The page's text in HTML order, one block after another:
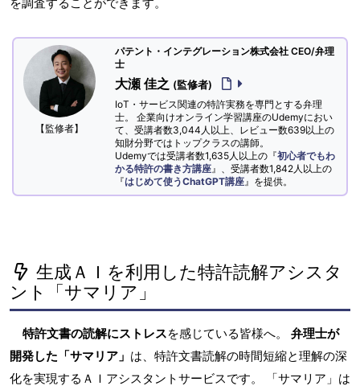
【監修者】
パテント・インテグレーション株式会社 CEO/弁理
士
大瀬 佳之 (監修者)
IoT・サービス関連の特許実務を専門とする弁理
士。 企業向けオンライン学習講座のUdemyにおい
て、受講者数3,044人以上、レビュー数639以上の
知財分野ではトップクラスの講師。
Udemyでは受講者数1,635人以上の『初心者でもわ
かる特許の書き方講座 』、受講者数1,842人以上の
『はじめて使うChatGPT講座 』を提供。
生成ＡＩを利用した特許読解アシスタ
ント「サマリア」
特許文書の読解にストレスを感じている皆様へ。 弁理士が
開発した「サマリア」 は、特許文書読解の時間短縮と理解の深
化を実現するＡＩアシスタントサービスです。 「サマリア」は